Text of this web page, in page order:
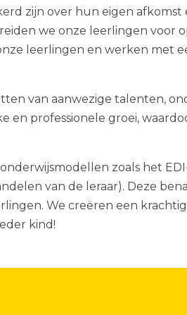
zijn over hun eigen
we onze leerlingen voor
leerlingen en werken met
van aanwezige talenten,
professionele groei,
zoals het
van de leraar). Deze
We creëren een
kind!